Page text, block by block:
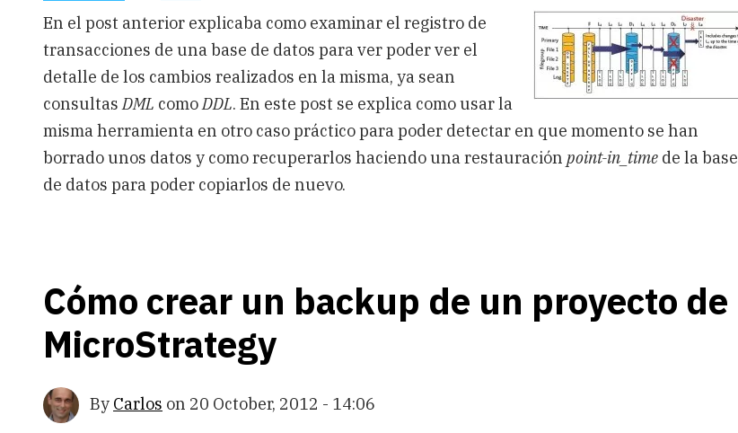
Server:
Cómo
saber
cuándo
se
han
borrado
datos
recuperarlos
usando
el
En el post anterior explicaba como examinar el registro de
transacciones de una base de datos para ver poder ver el
detalle de los cambios realizados en la misma, ya sean
consultasDML comoDDL. En este post se explica como usar la
misma herramienta en otro caso práctico para poder detectar en que momento se han
borrado unos datos y como recuperarlos haciendo una restauración point-in_time de la base
de datos para poder copiarlos de nuevo.
Cómo crear un backup de un proyecto de
MicroStrategy
By Carlos on 20 October, 2012 - 14:06